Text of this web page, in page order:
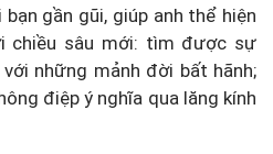
gần gũi, giúp anh thể hiện
chiều sâu mới: tìm được sự
những mảnh đời bất hãnh;
điệp ý nghĩa qua lăng kính